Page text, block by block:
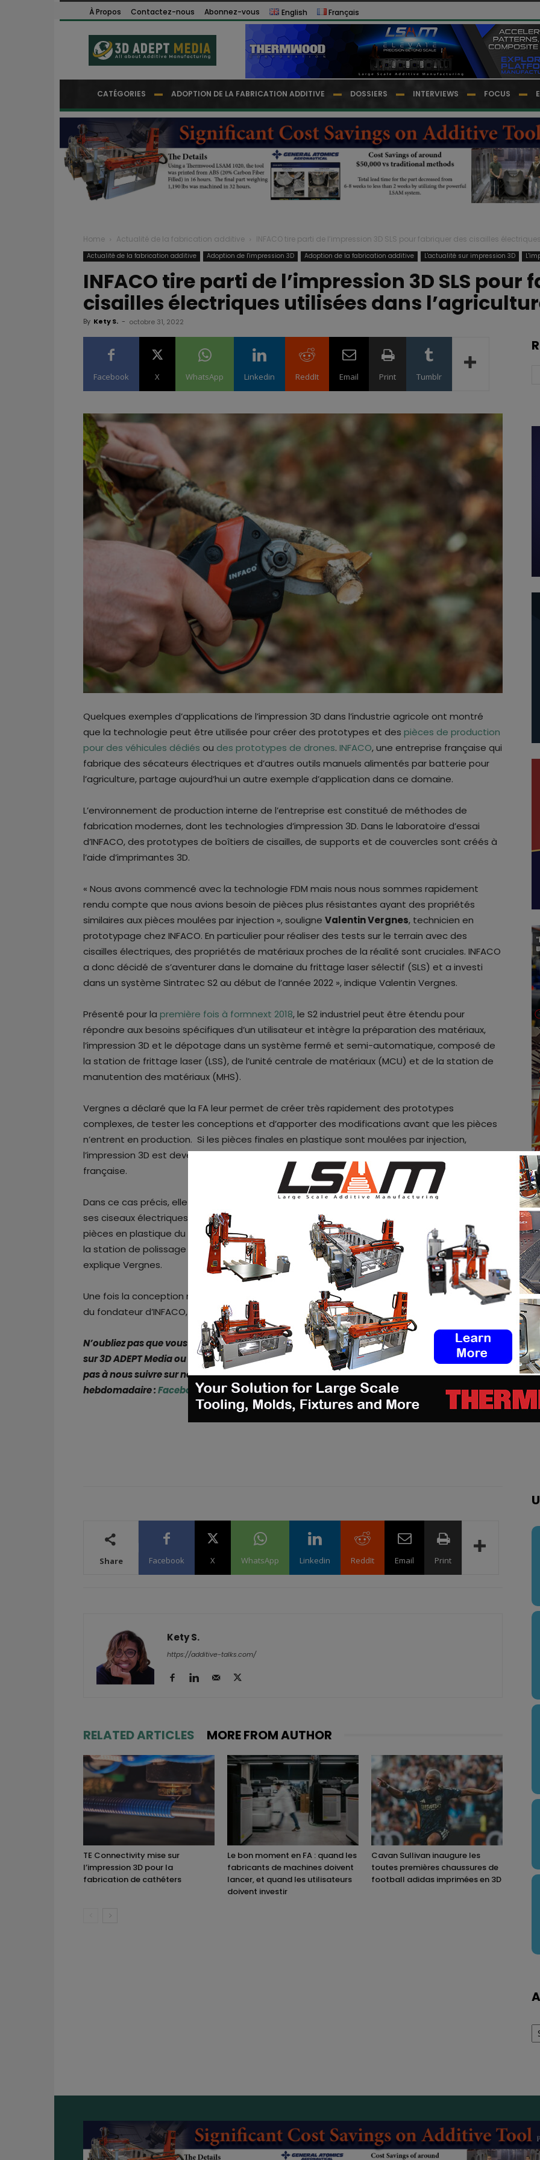
À Propos Contactez-nous Abonnez-vous English Français
CATÉGORIES ADOPTION DE LA FABRICATION ADDITIVE DOSSIERS INTERVIEWS FOCUS
Home Actualité de la fabrication additive INFACO tire parti de l’impression 3D SLS pour fabriquer des cisailles
Actualité de la fabrication additive Adoption de l'impression 3D Adoption de la fabrication additive L'actualité sur impression 3D
INFACO tire parti de l’impression 3D SLS pour
cisailles électriques utilisées dans
By Kety S. - octobre 31, 2022
Facebook X WhatsApp Linkedin ReddIt Email Print Tumblr
Quelques exemples d’applications de l’impression 3D dans l’industrie agricole ont montré
que la technologie peut être utilisée pour créer des prototypes et des pièces de production
pour des véhicules dédiés ou des prototypes de drones. INFACO, une entreprise française qui
fabrique des sécateurs électriques et d’autres outils manuels alimentés par batterie pour
l’agriculture, partage aujourd’hui un autre exemple d’application dans ce domaine.
L’environnement de production interne de l’entreprise est constitué de méthodes de
fabrication modernes, dont les technologies d’impression 3D. Dans le laboratoire d’essai
d’INFACO, des prototypes de boîtiers de cisailles, de supports et de couvercles sont créés à
l’aide d’imprimantes 3D.
« Nous avons commencé avec la technologie FDM mais nous nous sommes rapidement
rendu compte que nous avions besoin de pièces plus résistantes ayant des propriétés
similaires aux pièces moulées par injection », souligne Valentin Vergnes, technicien en
prototypage chez INFACO. En particulier pour réaliser des tests sur le terrain avec des
cisailles électriques, des propriétés de matériaux proches de la réalité sont cruciales. INFACO
a donc décidé de s’aventurer dans le domaine du frittage laser sélectif (SLS) et a investi
dans un système Sintratec S2 au début de l’année 2022 », indique Valentin Vergnes.
Présenté pour la première fois à formnext 2018, le S2 industriel peut être étendu pour
répondre aux besoins spécifiques d’un utilisateur et intègre la préparation des matériaux,
l’impression 3D et le dépotage dans un système fermé et semi-automatique, composé de
la station de frittage laser (LSS), de l’unité centrale de matériaux (MCU) et de la station de
manutention des matériaux (MHS).
Vergnes a déclaré que la FA leur permet de créer très rapidement des prototypes
complexes, de tester les conceptions et d’apporter des modifications avant que les pièces
n’entrent en production. Si les pièces finales en plastique sont moulées par injection,
l’impression 3D est devenue un outil de prototypage rapide indispensable pour l’entreprise
française.
Dans ce cas précis, elle utilise son imprimante 3D Sintratec S2 SLS pour le développement de
ses ciseaux électriques – le F3020 -. En utilisant le matériau PA12, ils ont prototypé toutes les
pièces en plastique du F3020. “Les propriétés mécaniques du matériau PA12 sont idéales et
la station de polissage Sintratec nous permet d’obtenir une excellente finition de surface”,
explique Vergnes.
Une fois la conception minutieusement testée et ajustée, cette 9e génération de l’invention
du fondateur d’INFACO, Daniel Delmas, a été lancée avec succès sur le marché récemment.
N’oubliez pas que vous pouvezposter gratuitementles offres d’emploi de l’industrie de la FA
sur 3D ADEPT Media ou
rechercher un emploi via notre tableau d’offres d’emploi. N’hésitez
pas à nous suivre sur nos réseaux sociaux et à vous inscrire à notre newsletter
hebdomadaire :Facebook,Twitter,LinkedIn&Instagram!
Share Facebook X WhatsApp Linkedin ReddIt Email Print
Kety S.
https://additive-talks.com/
RELATED ARTICLES MORE FROM AUTHOR
TE Connectivity mise sur
l’impression 3D pour la
fabrication de cathéters
Le bon moment en FA : quand les
fabricants de machines doivent
lancer, et quand les utilisateurs
doivent investir
Cavan Sullivan inaugure les
toutes premières chaussures de
football adidas imprimées en 3D